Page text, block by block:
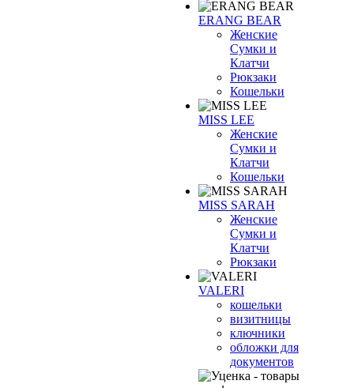
ERANG BEAR
Женские
Сумки и
Клатчи
Рюкзаки
Кошельки
MISS LEE
Женские
Сумки и
Клатчи
Кошельки
MISS SARAH
Женские
Сумки и
Клатчи
Рюкзаки
VALERI
кошельки
визитницы
ключники
обложки для
документов